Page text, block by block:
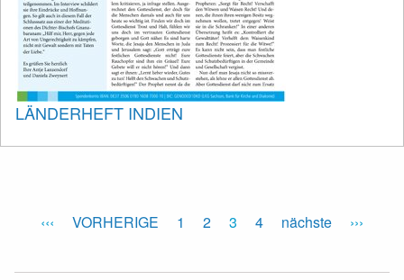
LÄNDERHEFT INDIEN
VORHERIGE 1 2 3 4 nächste